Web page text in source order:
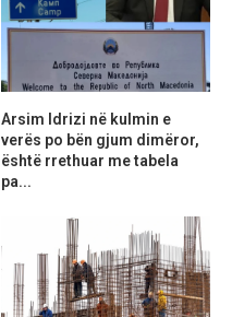
Arsim Idrizi në kulmin e
verës po bën gjum dimëror,
është rrethuar me tabela
pa...